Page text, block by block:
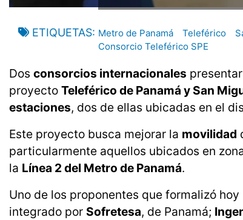
ETIQUETAS Metro de Panamá Teleférico
Consorcio Teleférico SPE
Dos consorcios internacionales
proyecto Teleférico de Panamá y San
estaciones, dos de ellas ubicadas en el
Este proyecto busca mejorar la movilidad
particularmente aquellos ubicados en
la Línea 2 del Metro de Panamá.
Uno de los proponentes que formalizó
integrado por Sofretesa, de Panamá;